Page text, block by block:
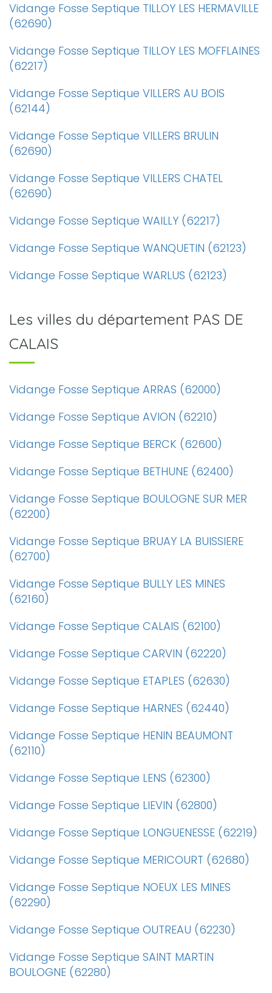
Vidange Fosse Septique TILLOY LES HERMAVILLE
(62690)
Vidange Fosse Septique TILLOY LES MOFFLAINES
(62217)
Vidange Fosse Septique VILLERS AU BOIS
(62144)
Vidange Fosse Septique VILLERS BRULIN
(62690)
Vidange Fosse Septique VILLERS CHATEL
(62690)
Vidange Fosse Septique WAILLY (62217)
Vidange Fosse Septique WANQUETIN (62123)
Vidange Fosse Septique WARLUS (62123)
Les villes du département PAS DE
CALAIS
Vidange Fosse Septique ARRAS (62000)
Vidange Fosse Septique AVION (62210)
Vidange Fosse Septique BERCK (62600)
Vidange Fosse Septique BETHUNE (62400)
Vidange Fosse Septique BOULOGNE SUR MER
(62200)
Vidange Fosse Septique BRUAY LA BUISSIERE
(62700)
Vidange Fosse Septique BULLY LES MINES
(62160)
Vidange Fosse Septique CALAIS (62100)
Vidange Fosse Septique CARVIN (62220)
Vidange Fosse Septique ETAPLES (62630)
Vidange Fosse Septique HARNES (62440)
Vidange Fosse Septique HENIN BEAUMONT
(62110)
Vidange Fosse Septique LENS (62300)
Vidange Fosse Septique LIEVIN (62800)
Vidange Fosse Septique LONGUENESSE (62219)
Vidange Fosse Septique MERICOURT (62680)
Vidange Fosse Septique NOEUX LES MINES
(62290)
Vidange Fosse Septique OUTREAU (62230)
Vidange Fosse Septique SAINT MARTIN
BOULOGNE (62280)